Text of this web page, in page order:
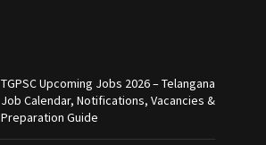
TGPSC Upcoming Jobs 2026 – Telangana
Job Calendar, Notifications, Vacancies &
Preparation Guide